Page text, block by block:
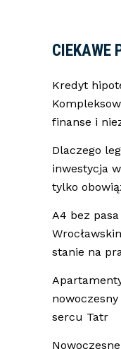
CIEKAWE
Kredyt
finanse i
Dlaczego
inwestycja
tylko
A4 bez
stanie na
sercu Tatr